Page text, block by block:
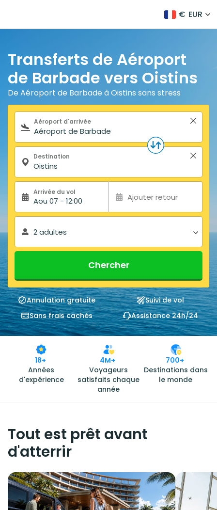
€ EUR
Transferts de Aéroport
de Barbade vers Oistins
De Aéroport de Barbade à Oistins sans stress
Formulaire de recherche
Aéroport d'arrivée
Destination
Arrivée du vol
Aou 07 - 12:00 Ajouter retour
2 adultes
Chercher
Annulation gratuite
Suivi de vol
Sans frais cachés
Assistance 24h/24
18+
Années
d'expérience
4M+
Voyageurs
satisfaits chaque
année
700+
Destinations dans
le monde
Tout est prêt avant
d'atterrir